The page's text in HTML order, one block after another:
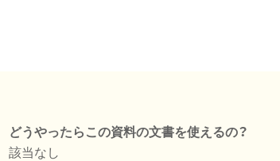
どうやったらこの資料の文書を使えるの？
該当なし